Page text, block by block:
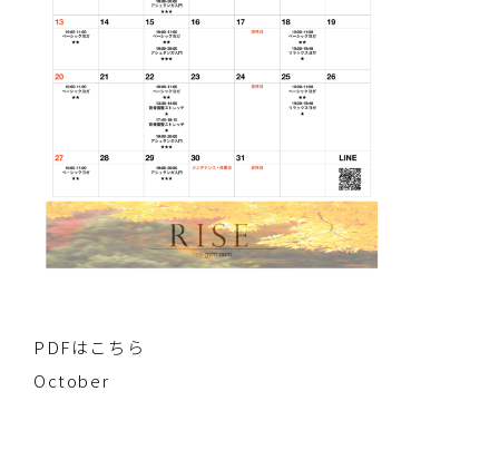
PDFはこちら
October